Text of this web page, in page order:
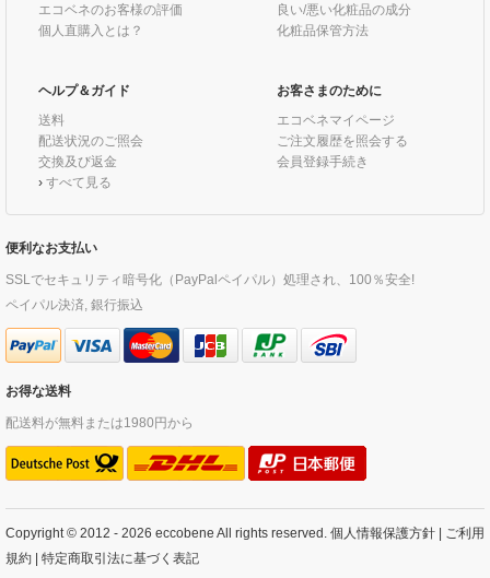
エコベネのお客様の評価
個人直購入とは？
良い/悪い化粧品の成分
化粧品保管方法
ヘルプ＆ガイド
送料
配送状況のご照会
交換及び返金
› すべて見る
お客さまのために
エコベネマイページ
ご注文履歴を照会する
会員登録手続き
便利なお支払い
SSLでセキュリティ暗号化（PayPalペイパル）処理され、100％安全!
ペイパル決済, 銀行振込
お得な送料
配送料が無料または1980円から
Copyright © 2012 - 2026 eccobene All rights reserved. 個人情報保護方針 | ご利用
規約 | 特定商取引法に基づく表記